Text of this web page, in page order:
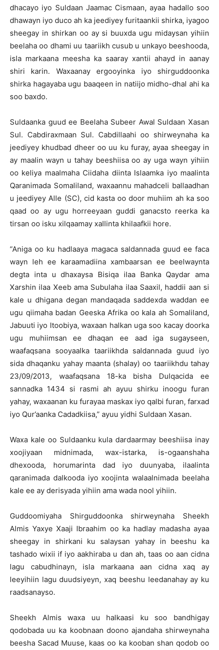
dhacayo iyo Suldaan Jaamac Cismaan, ayaa hadallo soo
dhawayn iyo duco ah ka jeediyey furitaankii shirka, iyagoo
sheegay in shirkan oo ay si buuxda ugu midaysan yihiin
beelaha oo dhami uu taariikh cusub u unkayo beeshooda,
isla markaana meesha ka saaray xantii ahayd in aanay
shiri karin. Waxaanay ergooyinka iyo shirguddoonka
shirka hagayaba ugu baaqeen in natiijo midho-dhal ahi ka
soo baxdo.
Suldaanka guud ee Beelaha Subeer Awal Suldaan Xasan
Sul. Cabdiraxmaan Sul. Cabdillaahi oo shirweynaha ka
jeediyey khudbad dheer oo uu ku furay, ayaa sheegay in
ay maalin wayn u tahay beeshiisa oo ay uga wayn yihiin
oo keliya maalmaha Ciidaha diinta Islaamka iyo maalinta
Qaranimada Somaliland, waxaannu mahadceli ballaadhan
u jeediyey Alle (SC), cid kasta oo door muhiim ah ka soo
qaad oo ay ugu horreeyaan guddi ganacsto reerka ka
tirsan oo isku xilqaamay xallinta khilaafkii hore.
“Aniga oo ku hadlaaya magaca saldannada guud ee faca
wayn leh ee karaamadiina xambaarsan ee beelwaynta
degta inta u dhaxaysa Bisiqa ilaa Banka Qaydar ama
Xarshin ilaa Xeeb ama Subulaha ilaa Saaxil, haddii aan si
kale u dhigana degan mandaqada saddexda waddan ee
ugu qiimaha badan Geeska Afrika oo kala ah Somaliland,
Jabuuti iyo Itoobiya, waxaan halkan uga soo kacay doorka
ugu muhiimsan ee dhaqan ee aad iga sugayseen,
waafaqsana sooyaalka taariikhda saldannada guud iyo
sida dhaqanku yahay maanta (shalay) oo taariikhdu tahay
23/09/2013, waafaqsana 18-ka bisha Dulqacida ee
sannadka 1434 si rasmi ah ayuu shirku inoogu furan
yahay, waxaanan ku furayaa maskax iyo qalbi furan, farxad
iyo Qur’aanka Cadadkiisa,” ayuu yidhi Suldaan Xasan.
Waxa kale oo Suldaanku kula dardaarmay beeshiisa inay
xoojiyaan midnimada, wax-istarka, is-ogaanshaha
dhexooda, horumarinta dad iyo duunyaba, ilaalinta
qaranimada dalkooda iyo xoojinta walaalnimada beelaha
kale ee ay derisyada yihiin ama wada nool yihiin.
Guddoomiyaha Shirguddoonka shirweynaha Sheekh
Almis Yaxye Xaaji Ibraahim oo ka hadlay madasha ayaa
sheegay in shirkani ku salaysan yahay in beeshu ka
tashado wixii if iyo aakhiraba u dan ah, taas oo aan cidna
lagu cabudhinayn, isla markaana aan cidna xaq ay
leeyihiin lagu duudsiyeyn, xaq beeshu leedanahay ay ku
raadsanayso.
Sheekh Almis waxa uu halkaasi ku soo bandhigay
qodobada uu ka koobnaan doono ajandaha shirweynaha
beesha Sacad Muuse, kaas oo ka kooban shan qodob oo